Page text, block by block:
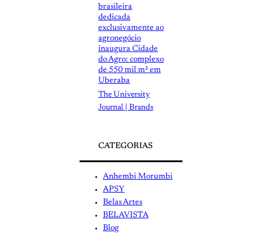
brasileira
dedicada
exclusivamente ao
agronegócio
inaugura Cidade
do Agro: complexo
de 550 mil m² em
Uberaba
The University
Journal | Brands
CATEGORIAS
Anhembi Morumbi
APSY
Belas Artes
BELAVISTA
Blog